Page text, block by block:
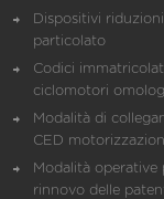
Dispositivi
particolato
Codici
ciclomotori
Modalità di
CED
Modalità operative
rinnovo delle